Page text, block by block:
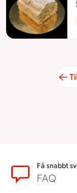
SidfotFå snabbt
FAQ